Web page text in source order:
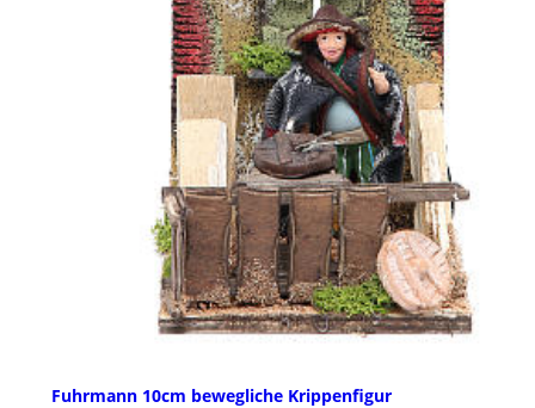
Fuhrmann 10cm bewegliche Krippenfigur